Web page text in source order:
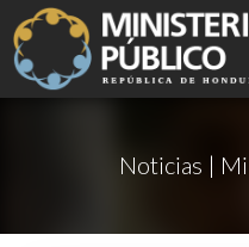
Noticias |